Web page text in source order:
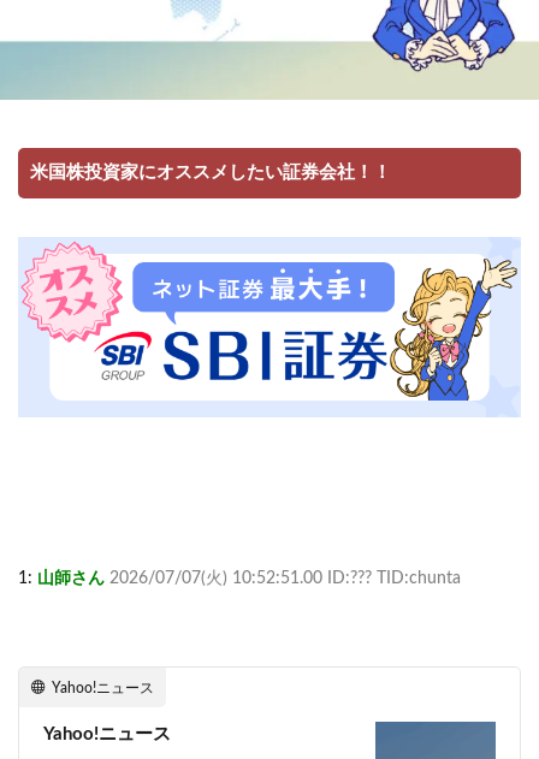
米国株投資家にオススメしたい証券会社！！
1: 山師さん 2026/07/07(火) 10:52:51.00 ID:??? TID:chunta
Yahoo!ニュース
Yahoo!ニュース